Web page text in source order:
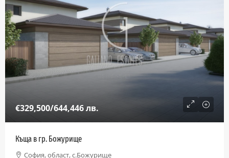
€329,500/644,446 лв.
Къща в гр. Божурище
София, област, с.Божурище